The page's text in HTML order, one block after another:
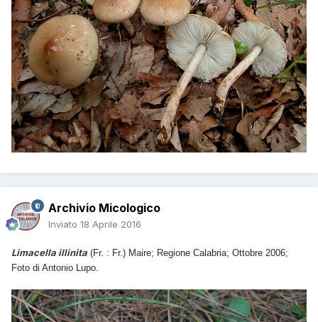
Archivio Micologico
Inviato 18 Aprile 2016
Limacella illinita (Fr. : Fr.) Maire; Regione Calabria; Ottobre 2006;
Foto di Antonio Lupo.